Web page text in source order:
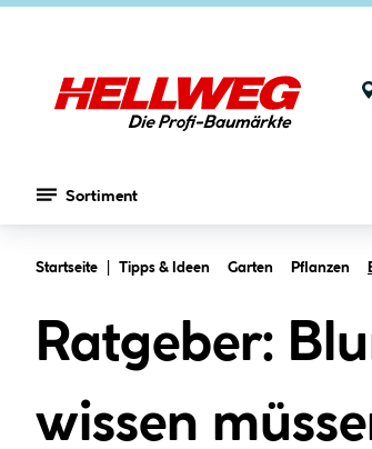
Sortiment
Startseite Tipps & Ideen Garten Pflanzen
Ratgeber:
wissen